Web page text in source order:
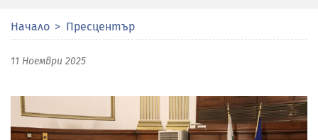
Начало Пресцентър
11 Ноември 2025